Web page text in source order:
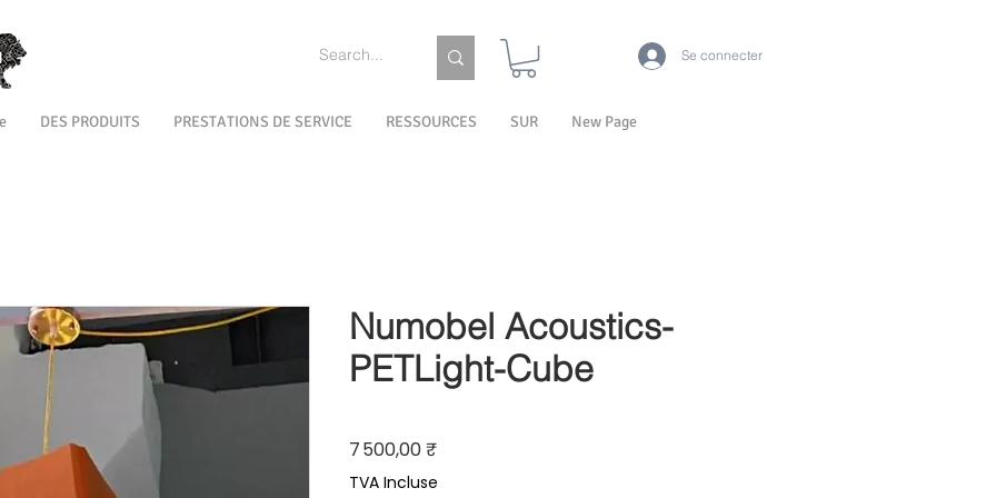
Se connecter
New Page
SUR
RESSOURCES
PRESTATIONS DE SERVICE
DES PRODUITS
Numobel Acoustics-
PETLight-Cube
7 500,00 ₹Prix
TVA Incluse